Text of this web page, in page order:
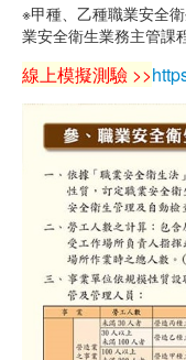
※甲種、乙種職業安全
業安全衛生業務主管課
線上模擬測驗 >>